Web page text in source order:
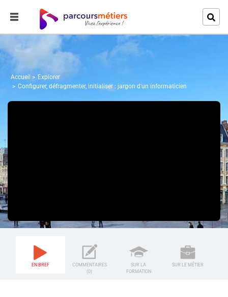
Accueil
Explorer
Configurer, défragmenter, initialiser : jargon d'un informaticien
EN BREF
COMMENTAIRES
(0)
SUR LA
FORMATION
SUR LE MÉTIER